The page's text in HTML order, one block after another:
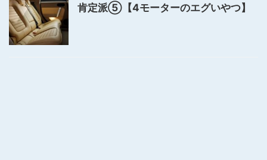
肯定派⑤【4モーターのエグいやつ】